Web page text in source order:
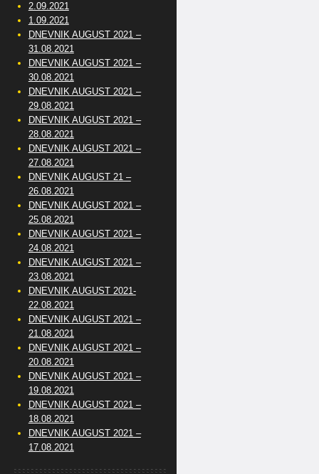
2.09.2021
1.09.2021
DNEVNIK AUGUST 2021 –
31.08.2021
DNEVNIK AUGUST 2021 –
30.08.2021
DNEVNIK AUGUST 2021 –
29.08.2021
DNEVNIK AUGUST 2021 –
28.08.2021
DNEVNIK AUGUST 2021 –
27.08.2021
DNEVNIK AUGUST 21 –
26.08.2021
DNEVNIK AUGUST 2021 –
25.08.2021
DNEVNIK AUGUST 2021 –
24.08.2021
DNEVNIK AUGUST 2021 –
23.08.2021
DNEVNIK AUGUST 2021-
22.08.2021
DNEVNIK AUGUST 2021 –
21.08.2021
DNEVNIK AUGUST 2021 –
20.08.2021
DNEVNIK AUGUST 2021 –
19.08.2021
DNEVNIK AUGUST 2021 –
18.08.2021
DNEVNIK AUGUST 2021 –
17.08.2021